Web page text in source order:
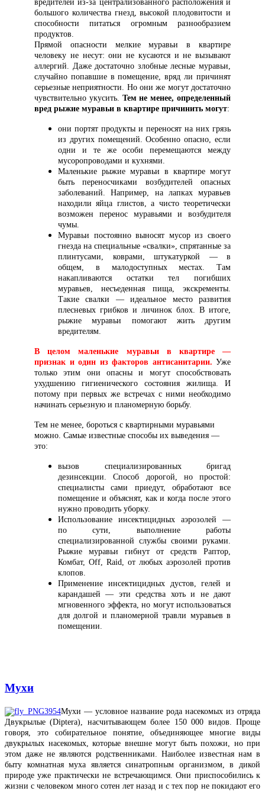
вредителей из-за централизованного расположения и
большого количества гнезд, высокой плодовитости и
способности питаться огромным разнообразием
продуктов.
Прямой опасности мелкие муравьи в квартире
человеку не несут: они не кусаются и не вызывают
аллергий. Даже достаточно злобные лесные муравьи,
случайно попавшие в помещение, вряд ли причинят
серьезные неприятности. Но они же могут достаточно
чувствительно укусить. Тем не менее, определенный
вред рыжие муравьи в квартире причинить могут:
они портят продукты и переносят на них грязь
из других помещений. Особенно опасно, если
одни и те же особи перемещаются между
мусоропроводами и кухнями.
Маленькие рыжие муравьи в квартире могут
быть переносчиками возбудителей опасных
заболеваний. Например, на лапках муравьев
находили яйца глистов, а чисто теоретически
возможен перенос муравьями и возбудителя
чумы.
Муравьи постоянно выносят мусор из своего
гнезда на специальные «свалки», спрятанные за
плинтусами, коврами, штукатуркой — в
общем, в малодоступных местах. Там
накапливаются остатки тел погибших
муравьев, несъеденная пища, экскременты.
Такие свалки — идеальное место развития
плесневых грибков и личинок блох. В итоге,
рыжие муравьи помогают жить другим
вредителям.
В целом маленькие муравьи в квартире —
признак и один из факторов антисанитарии. Уже
только этим они опасны и могут способствовать
ухудшению гигиенического состояния жилища. И
потому при первых же встречах с ними необходимо
начинать серьезную и планомерную борьбу.
Тем не менее, бороться с квартирными муравьями
можно. Самые известные способы их выведения —
это:
вызов специализированных бригад
дезинсекции. Способ дорогой, но простой:
специалисты сами приедут, обработают все
помещение и объяснят, как и когда после этого
нужно проводить уборку.
Использование инсектицидных аэрозолей —
по сути, выполнение работы
специализированной службы своими руками.
Рыжие муравьи гибнут от средств Раптор,
Комбат, Off, Raid, от любых аэрозолей против
клопов.
Применение инсектицидных дустов, гелей и
карандашей — эти средства хоть и не дают
мгновенного эффекта, но могут использоваться
для долгой и планомерной травли муравьев в
помещении.
Мухи
Мухи — условное название рода насекомых из отряда
Двукрылые (Diptera), насчитывающем более 150 000 видов. Проще
говоря, это собирательное понятие, объединяющее многие виды
двукрылых насекомых, которые внешне могут быть похожи, но при
этом даже не являются родственниками. Наиболее известная нам в
быту комнатная муха является синатропным организмом, в дикой
природе уже практически не встречающимся. Они приспособились к
жизни с человеком много сотен лет назад и с тех пор не покидают его